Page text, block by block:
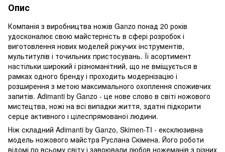
Опис
Компанія з виробництва ножів Ganzo понад 20 років
удосконалює свою майстерність в сфері розробок і
виготовлення нових моделей ріжучих інструментів,
мультитулів і точильних пристосувань. Її асортимент
настільки широкий і різноманітний, що не вміщується в
рамках одного бренду і проходить модернізацію і
розширення з метою максимального охоплення споживчих
запитів. Adimanti by Ganzo - це нове слово в світі ножового
мистецтва, ножі на всі випадки життя, здатні підкорити
серце активного і цілеспрямованої людини.
Ніж складний Adimanti by Ganzo, Skimen-TI - ексклюзивна
модель ножового майстра Руслана Скімена. Його роботи
відомі по всьому світу і завоювали любов ножеманів з різних